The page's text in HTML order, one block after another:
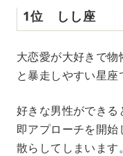
1位 しし座
大恋愛が大好きで
と暴走しやすい星座
好きな男性ができる
即アプローチを開
散らしてしまいます。